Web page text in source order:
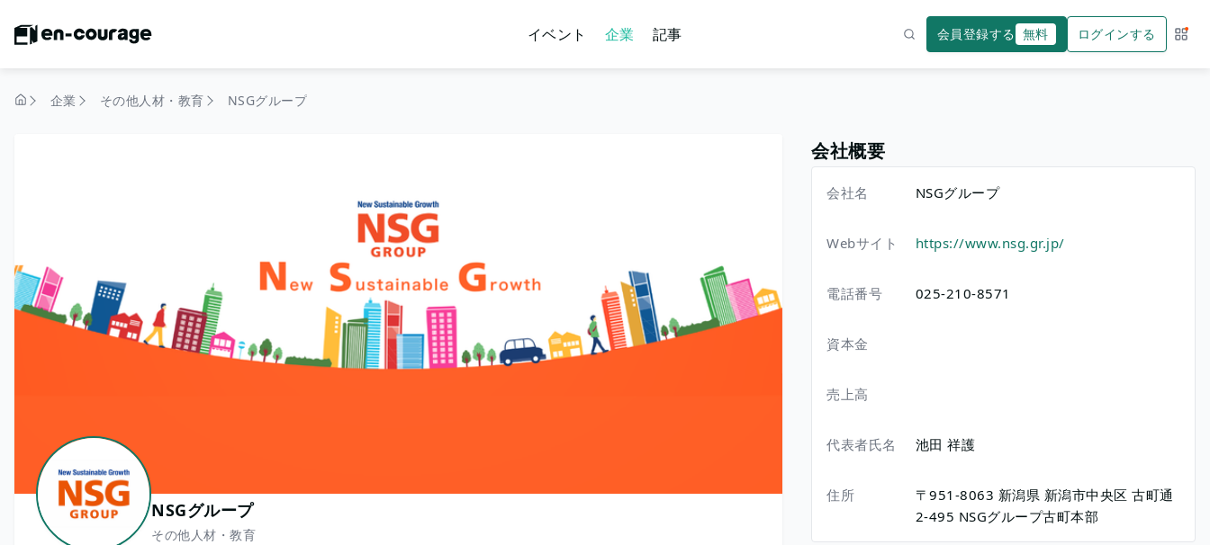
イベント 企業 記事 会員登録する 無料 ログインする サー
企業 その他人材・教育 NSGグループ
NSGグループ
その他人材・教育
会社概要
会社名 NSGグループ
Webサイト https://www.nsg.gr.jp/
電話番号 025-210-8571
資本金
売上高
代表者氏名 池田 祥護
住所 〒951-8063 新潟県 新潟市中央区 古町通
2-495 NSGグループ古町本部